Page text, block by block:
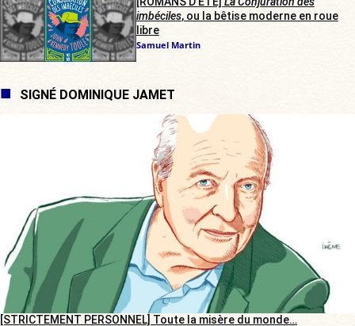
imbéciles, ou la bêtise moderne en roue
libre
Samuel Martin
SIGNÉ DOMINIQUE JAMET
[STRICTEMENT PERSONNEL] Toute la misère du monde…